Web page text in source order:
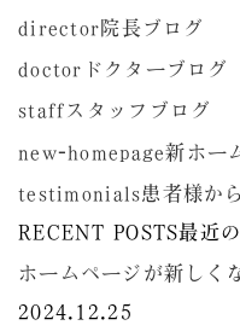
director 院長ブログ
doctor ドクターブログ
staff スタッフブログ
new-homepage新ホー
testimonials患者様か
RECENT POSTS最近
ホームページが新しく
2024.12.25